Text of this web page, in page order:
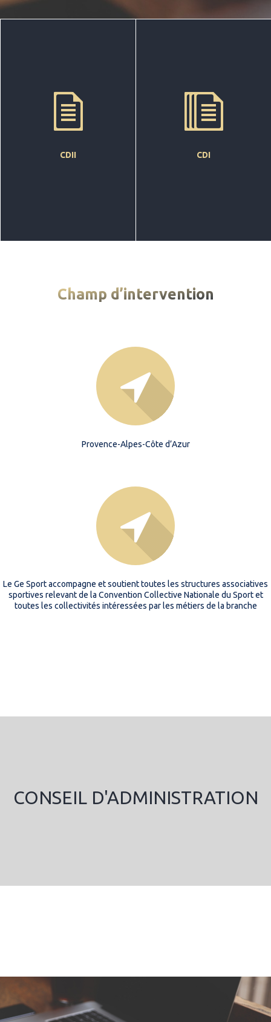
CDII CDI
Champ d’intervention
Provence-Alpes-Côte d’Azur
Le Ge Sport accompagne et soutient toutes les structures associatives
sportives relevant de la Convention Collective Nationale du Sport et
toutes les collectivités intéressées par les métiers de la branche
CONSEIL D'ADMINISTRATION